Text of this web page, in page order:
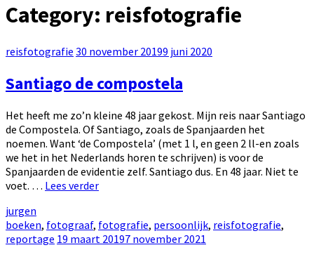
Category: reisfotografie
Categories:
reisfotografie Posted
30 november 20199 juni 2020
Santiago de compostela
Het heeft me zo’n kleine 48 jaar gekost. Mijn reis naar Santiago
de Compostela. Of Santiago, zoals de Spanjaarden het
noemen. Want ‘de Compostela’ (met 1 l, en geen 2 ll-en zoals
we het in het Nederlands horen te schrijven) is voor de
Spanjaarden de evidentie zelf. Santiago dus. En 48 jaar. Niet te
voet. … Lees verderSantiago
by
jurgen
Categories:
boeken, fotograaf, fotografie, persoonlijk, reisfotografie,
reportage Posted
19 maart 20197 november 2021